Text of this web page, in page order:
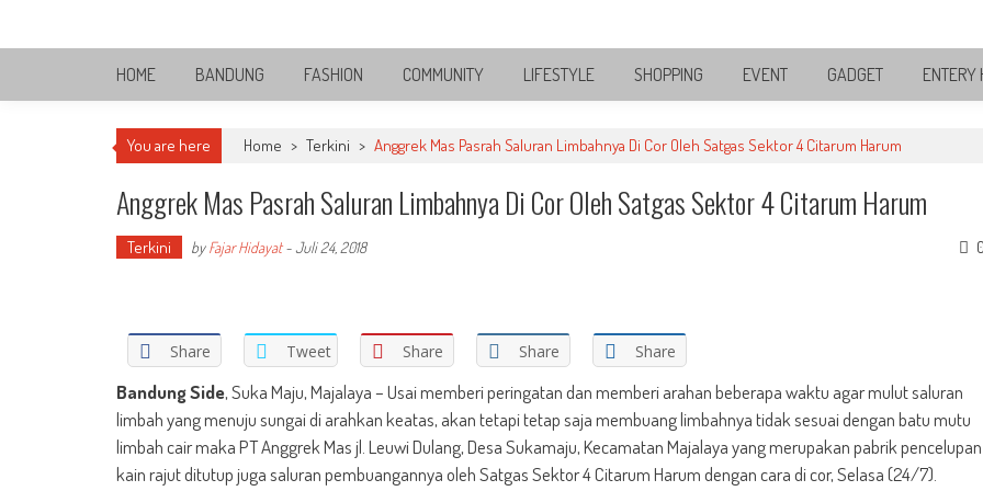
Bandung Side
Sisi Cantik Bandung
HOME BANDUNG FASHION COMMUNITY LIFESTYLE SHOPPING EVENT GADGET ENTERY
You are here Home > Terkini > Anggrek Mas Pasrah Saluran Limbahnya Di Cor Oleh Satgas Sektor 4 Citarum Harum
Anggrek Mas Pasrah Saluran Limbahnya Di Cor Oleh Satgas Sektor 4 Citarum Harum
Terkini byFajar Hidayat-Juli 24, 2018 0
Share Tweet Share Share Share
Bandung Side, Suka Maju, Majalaya – Usai memberi peringatan dan memberi arahan beberapa waktu agar mulut saluran
limbah yang menuju sungai di arahkan keatas, akan tetapi tetap saja membuang limbahnya tidak sesuai dengan batu mutu
limbah cair maka PT Anggrek Mas jl. Leuwi Dulang, Desa Sukamaju, Kecamatan Majalaya yang merupakan pabrik pencelupan
kain rajut ditutup juga saluran pembuangannya oleh Satgas Sektor 4 Citarum Harum dengan cara di cor, Selasa (24/7).